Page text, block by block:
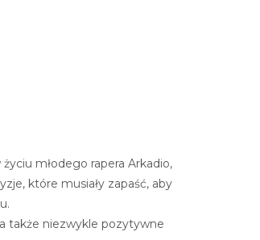
młodego rapera Arkadio,
które musiały zapaść, aby
także niezwykle pozytywne